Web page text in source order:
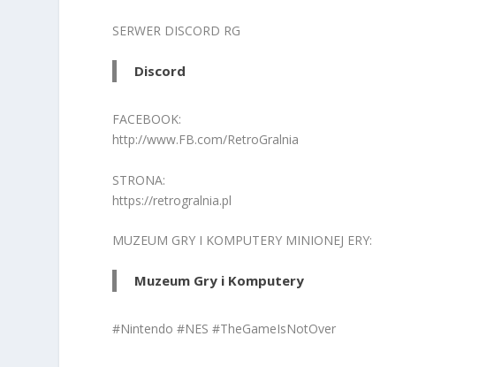
SERWER DISCORD RG
Discord
FACEBOOK:
http://www.FB.com/RetroGralnia
STRONA:
https://retrogralnia.pl
MUZEUM GRY I KOMPUTERY MINIONEJ ERY:
Muzeum Gry i Komputery
#Nintendo #NES #TheGameIsNotOver